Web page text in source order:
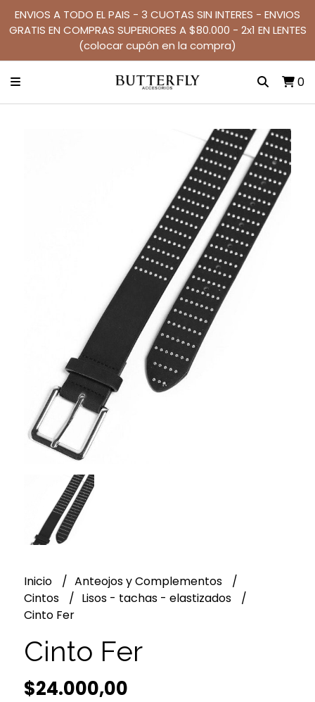
ENVIOS A TODO EL PAIS - 3 CUOTAS SIN INTERES - ENVIOS
GRATIS EN COMPRAS SUPERIORES A $80.000 - 2x1 EN LENTES
(colocar cupón en la compra)
0
Inicio
Anteojos y Complementos
Cintos
Lisos - tachas - elastizados
Cinto Fer
Cinto Fer
$24.000,00